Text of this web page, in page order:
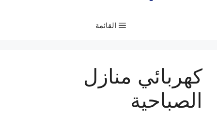
القائمة
كهربائي منازل
الصباحية